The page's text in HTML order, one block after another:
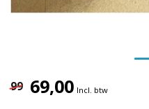
99 69,00 Incl. btw